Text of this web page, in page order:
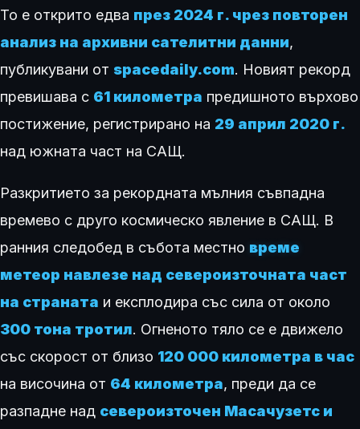
То е открито едва през 2024 г. чрез повторен
анализ на архивни сателитни данни,
публикувани от spacedaily.com. Новият рекорд
превишава с 61 километра предишното върхово
постижение, регистрирано на 29 април 2020 г.
над южната част на САЩ.
Разкритието за рекордната мълния съвпадна
времево с друго космическо явление в САЩ. В
ранния следобед в събота местно време
метеор навлезе над североизточната част
на страната и експлодира със сила от около
300 тона тротил. Огненото тяло се е движело
със скорост от близо 120 000 километра в час
на височина от 64 километра, преди да се
разпадне над североизточен Масачузетс и